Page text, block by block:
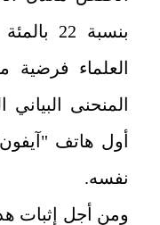
العلماء فرضية
المنحنى
أول هاتف
نفسه.
ومن أجل إثبات